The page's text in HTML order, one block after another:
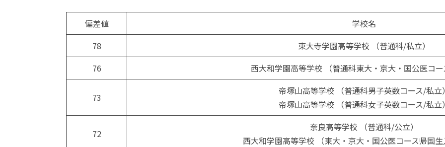
偏差値
学校名
78
東大寺学園高等学校 （普通科/私立）
76
西大和学園高等学校 （普通科東大・京大・国公医コ
73
帝塚山高等学校 （普通科男子英数コース/私立
帝塚山高等学校 （普通科女子英数コース/私立
72
奈良高等学校 （普通科/公立）
西大和学園高等学校 （東大・京大・国公医コース帰国